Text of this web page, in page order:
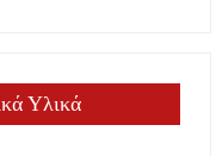
Υλικά